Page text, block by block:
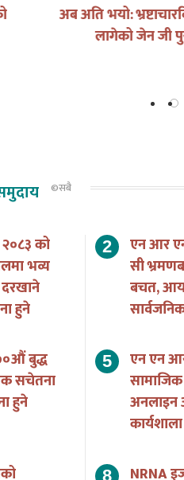
प्यारो
©सबै
को
भव्य
हुने
एन आर
सी
बचत,
बुद्ध
सचेतना
हुने
एन एन
सामाजिक
NRNA